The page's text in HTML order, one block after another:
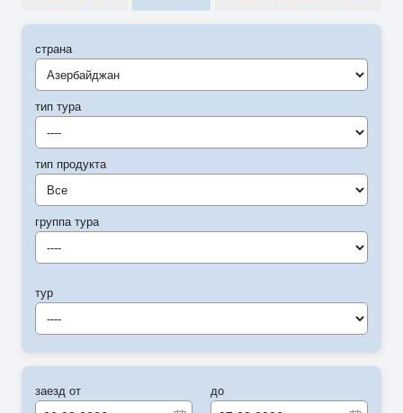
страна
Азербайджан
тип тура
----
тип продукта
Все
группа тура
----
тур
----
заезд от до